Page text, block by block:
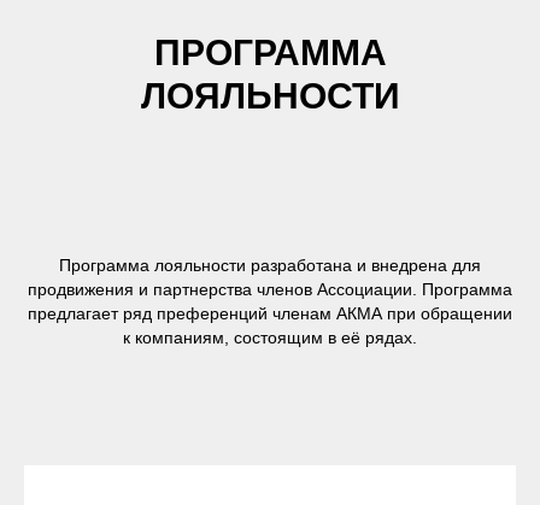
ПРОГРАММА
ЛОЯЛЬНОСТИ
Программа лояльности разработана и внедрена для
продвижения и партнерства членов Ассоциации. Программа
предлагает ряд преференций членам АКМА при обращении
к компаниям, состоящим в её рядах.